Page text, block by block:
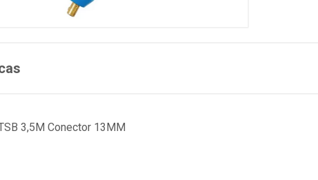
3,5M Conector 13MM